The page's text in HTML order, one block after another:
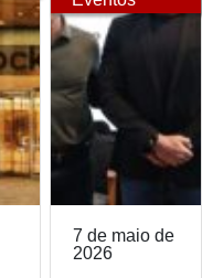
7 de maio de
2026